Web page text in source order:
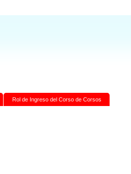
Rol de Ingreso del Corso de Corsos